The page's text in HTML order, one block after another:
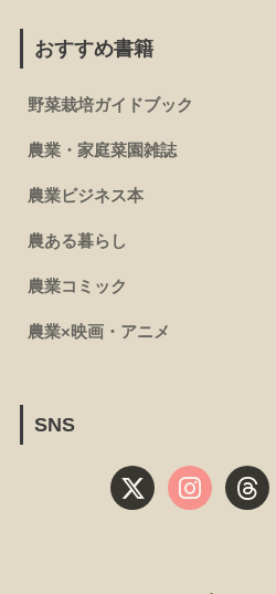
おすすめ書籍
野菜栽培ガイドブック
農業・家庭菜園雑誌
農業ビジネス本
農ある暮らし
農業コミック
農業×映画・アニメ
SNS